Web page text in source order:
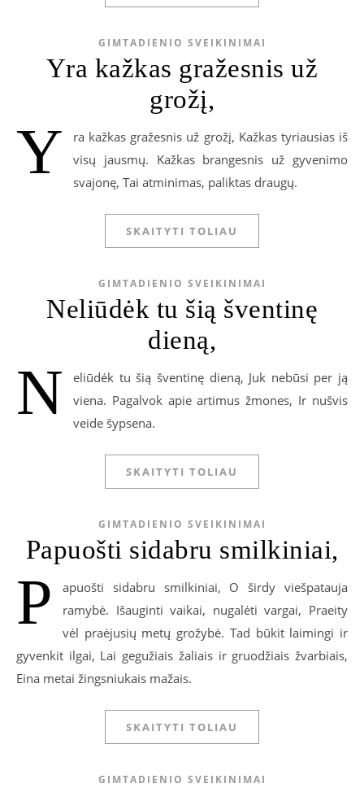
GIMTADIENIO SVEIKINIMAI
Yra kažkas gražesnis už
grožį,
Y
ra kažkas gražesnis už grožį, Kažkas tyriausias iš
visų jausmų. Kažkas brangesnis už gyvenimo
svajonę, Tai atminimas, paliktas draugų.
SKAITYTI TOLIAU
GIMTADIENIO SVEIKINIMAI
Neliūdėk tu šią šventinę
dieną,
N
eliūdėk tu šią šventinę dieną, Juk nebūsi per ją
viena. Pagalvok apie artimus žmones, Ir nušvis
veide šypsena.
SKAITYTI TOLIAU
GIMTADIENIO SVEIKINIMAI
Papuošti sidabru smilkiniai,
P
apuošti sidabru smilkiniai, O širdy viešpatauja
ramybė. Išauginti vaikai, nugalėti vargai, Praeity
vėl praėjusių metų grožybė. Tad būkit laimingi ir
gyvenkit ilgai, Lai gegužiais žaliais ir gruodžiais žvarbiais,
Eina metai žingsniukais mažais.
SKAITYTI TOLIAU
GIMTADIENIO SVEIKINIMAI